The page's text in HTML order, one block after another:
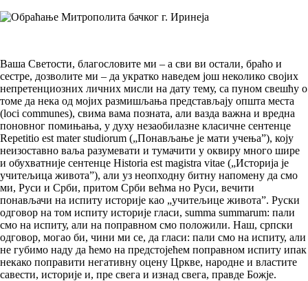
Ваша Светости, благословите ми – а сви ви остали, браћо и
сестре, дозволите ми – да укратко наведем још неколико својих
непретенциозних личних мисли на дату тему, са пуном свешћу о
томе да нека од мојих размишљања представљају општа места
(loci communes), свима вама позната, али вазда важна и вредна
поновног помињања, у духу незаобилазне класичне сентенце
Repetitio est mаter studiorum („Понављање је мати учења”), коју
неизоставно ваља разумевати и тумачити у оквиру много шире
и обухватније сентенце Historia est magistra vitae („Историја је
учитељица живота”), али уз неопходну битну напомену да смо
ми, Руси и Срби, притом Срби већма но Руси, вечити
понављачи на испиту историје као „учитељице живота”. Руски
одговор на том испиту историје гласи, summa summarum: пали
смо на испиту, али на поправном смо положили. Наш, српски
одговор, могао би, чини ми се, да гласи: пали смо на испиту, али
не губимо наду да ћемо на предстојећем поправном испиту ипак
некако поправити негативну оцену Цркве, народне и властите
савести, историје и, пре свега и изнад свега, правде Божје.